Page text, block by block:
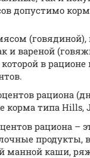
допустимо
(говядиной),
и вареной
в
рациона
корма типа Hills,
рациона –
продукты,
манной каши,